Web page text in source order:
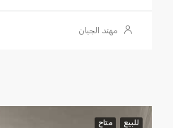
مهند الجبان
للبيع متاح